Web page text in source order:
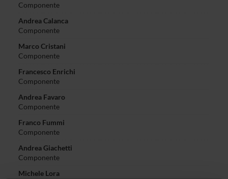
Componente
Andrea Calanca
Componente
Marco Cristani
Componente
Francesco Enrichi
Componente
Andrea Favaro
Componente
Franco Fummi
Componente
Andrea Giachetti
Componente
Michele Lora